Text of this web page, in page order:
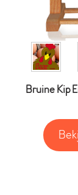
Bruine Kip